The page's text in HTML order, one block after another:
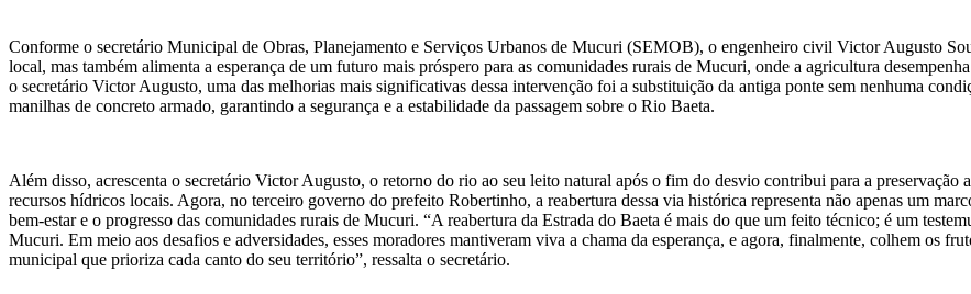
Conforme o secretário Municipal de Obras, Planejamento e Serviços Urbanos de Mucuri (SEMOB), o engenheiro civil Victor Augusto
local, mas também alimenta a esperança de um futuro mais próspero para as comunidades rurais de Mucuri, onde a agricultura
o secretário Victor Augusto, uma das melhorias mais significativas dessa intervenção foi a substituição da antiga ponte sem nenhuma
manilhas de concreto armado, garantindo a segurança e a estabilidade da passagem sobre o Rio Baeta.
Além disso, acrescenta o secretário Victor Augusto, o retorno do rio ao seu leito natural após o fim do desvio contribui para a
recursos hídricos locais. Agora, no terceiro governo do prefeito Robertinho, a reabertura dessa via histórica representa não apenas um
bem-estar e o progresso das comunidades rurais de Mucuri. “A reabertura da Estrada do Baeta é mais do que um feito técnico; é um
Mucuri. Em meio aos desafios e adversidades, esses moradores mantiveram viva a chama da esperança, e agora, finalmente, colhem os
municipal que prioriza cada canto do seu território”, ressalta o secretário.